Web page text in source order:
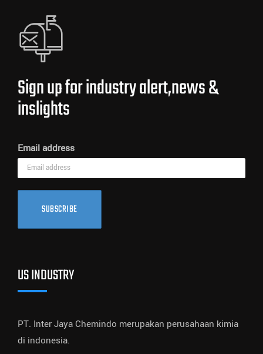
Sign up for industry alert,news &
inslights
Email address
SUBSCRIBE
US INDUSTRY
PT. Inter Jaya Chemindo merupakan perusahaan kimia
di indonesia.